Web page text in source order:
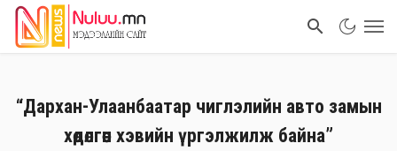
“Дархан-Улаанбаатар чиглэлийн авто замын
хөдөлгөөн хэвийн үргэлжилж байна”